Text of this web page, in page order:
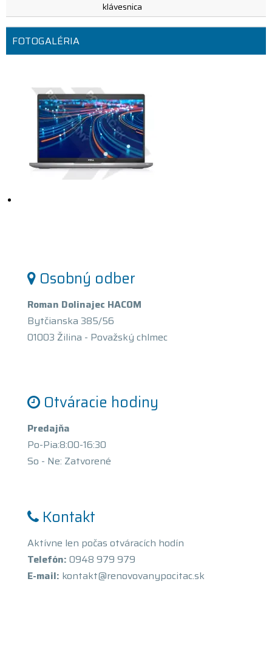
klávesnica
FOTOGALÉRIA
Osobný odber
Roman Dolinajec HACOM
Bytčianska 385/56
01003 Žilina - Považský chlmec
Otváracie hodiny
Predajňa
Po-Pia:8:00-16:30
So - Ne: Zatvorené
Kontakt
Aktívne len počas otváracích hodín
Telefón: 0948 979 979
E-mail: kontakt@renovovanypocitac.sk